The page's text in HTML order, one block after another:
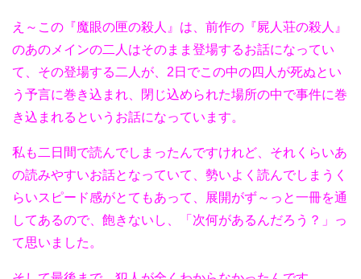
え～この『魔眼の匣の殺人』は、前作の『屍人荘の殺人』
のあのメインの二人はそのまま登場するお話になってい
て、その登場する二人が、2日でこの中の四人が死ぬとい
う予言に巻き込まれ、閉じ込められた場所の中で事件に巻
き込まれるというお話になっています。
私も二日間で読んでしまったんですけれど、それくらいあ
の読みやすいお話となっていて、勢いよく読んでしまうく
らいスピード感がとてもあって、展開がず～っと一冊を通
してあるので、飽きないし、「次何があるんだろう？」っ
て思いました。